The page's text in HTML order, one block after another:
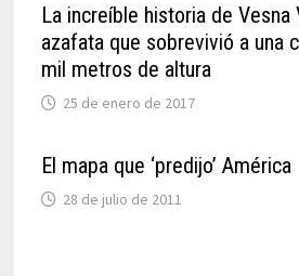
La increíble historia de Vesna
azafata que sobrevivió a una
mil metros de altura
25 de enero de 2017
El mapa que ‘predijo’ América
28 de julio de 2011